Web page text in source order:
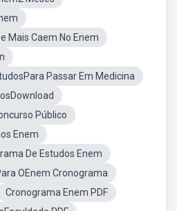
Mais Caem No Enem
Passar Em Medicina
Público
Enem
De Estudos Enem
OEnem Cronograma
Cronograma Enem PDF